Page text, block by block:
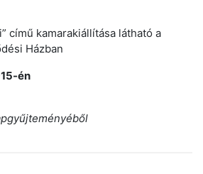
című kamarakiállítása látható a
Házban
én